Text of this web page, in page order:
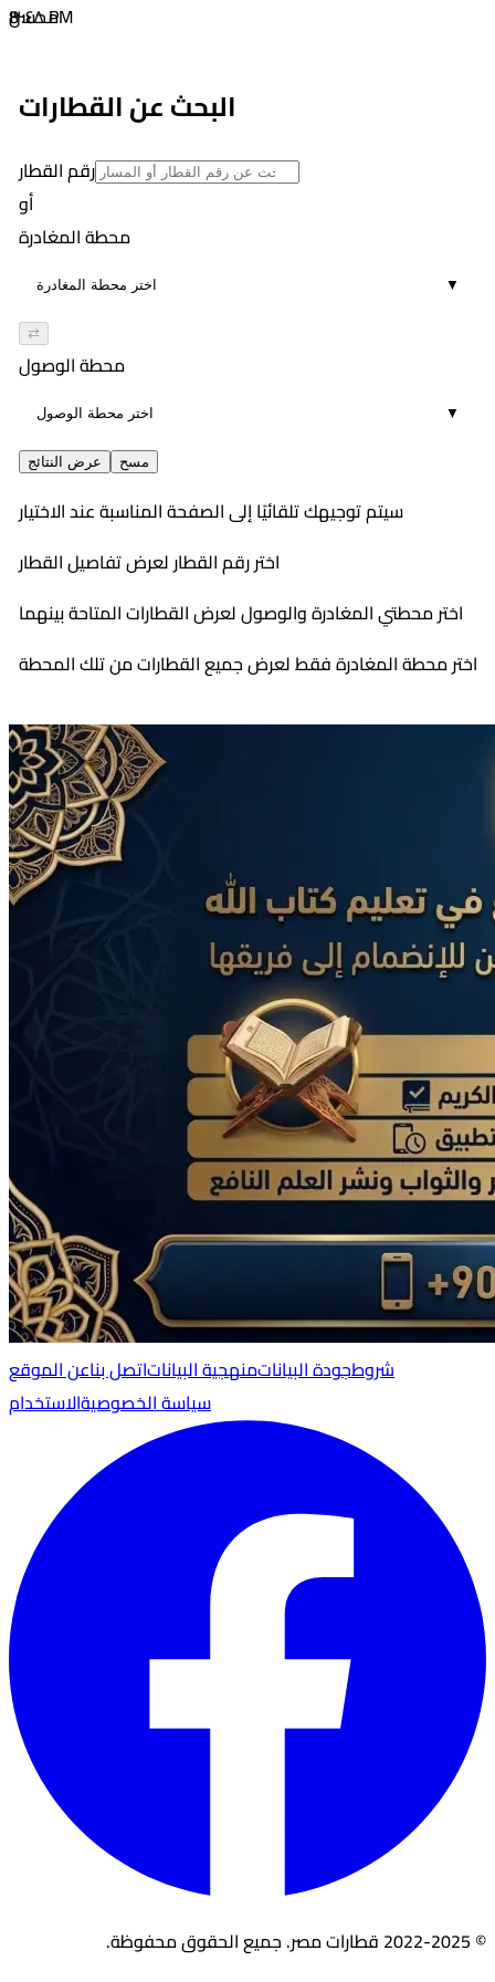
8
٣:٤٨ PMمحسن
01:08
البحث عن القطارات
رقم القطار
أو
محطة المغادرة
▼
⇄
محطة الوصول
▼
عرض النتائج مسح
سيتم توجيهك تلقائيًا إلى الصفحة المناسبة عند الاختيار
اختر رقم القطار لعرض تفاصيل القطار
اختر محطتي المغادرة والوصول لعرض القطارات المتاحة بينهما
اختر محطة المغادرة فقط لعرض جميع القطارات من تلك المحطة
عن الموقعاتصل بنامنهجية البياناتجودة البياناتشروط
الاستخدامسياسة الخصوصية
© 2022-2025 قطارات مصر. جميع الحقوق محفوظة.